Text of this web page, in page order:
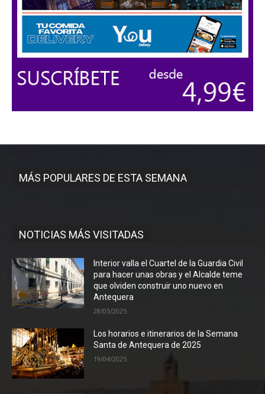
MÁS POPULARES DE ESTA SEMANA
NOTICIAS MÁS VISITADAS
Interior valla el Cuartel de la Guardia Civil
para hacer unas obras y el Alcalde teme
que olviden construir uno nuevo en
Antequera
28/05/2025
Los horarios e itinerarios de la Semana
Santa de Antequera de 2025
19/04/2025